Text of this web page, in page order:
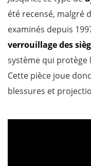
été recensé, malgré
examinés depuis
verrouillage des
système qui protège
Cette pièce joue
blessures et